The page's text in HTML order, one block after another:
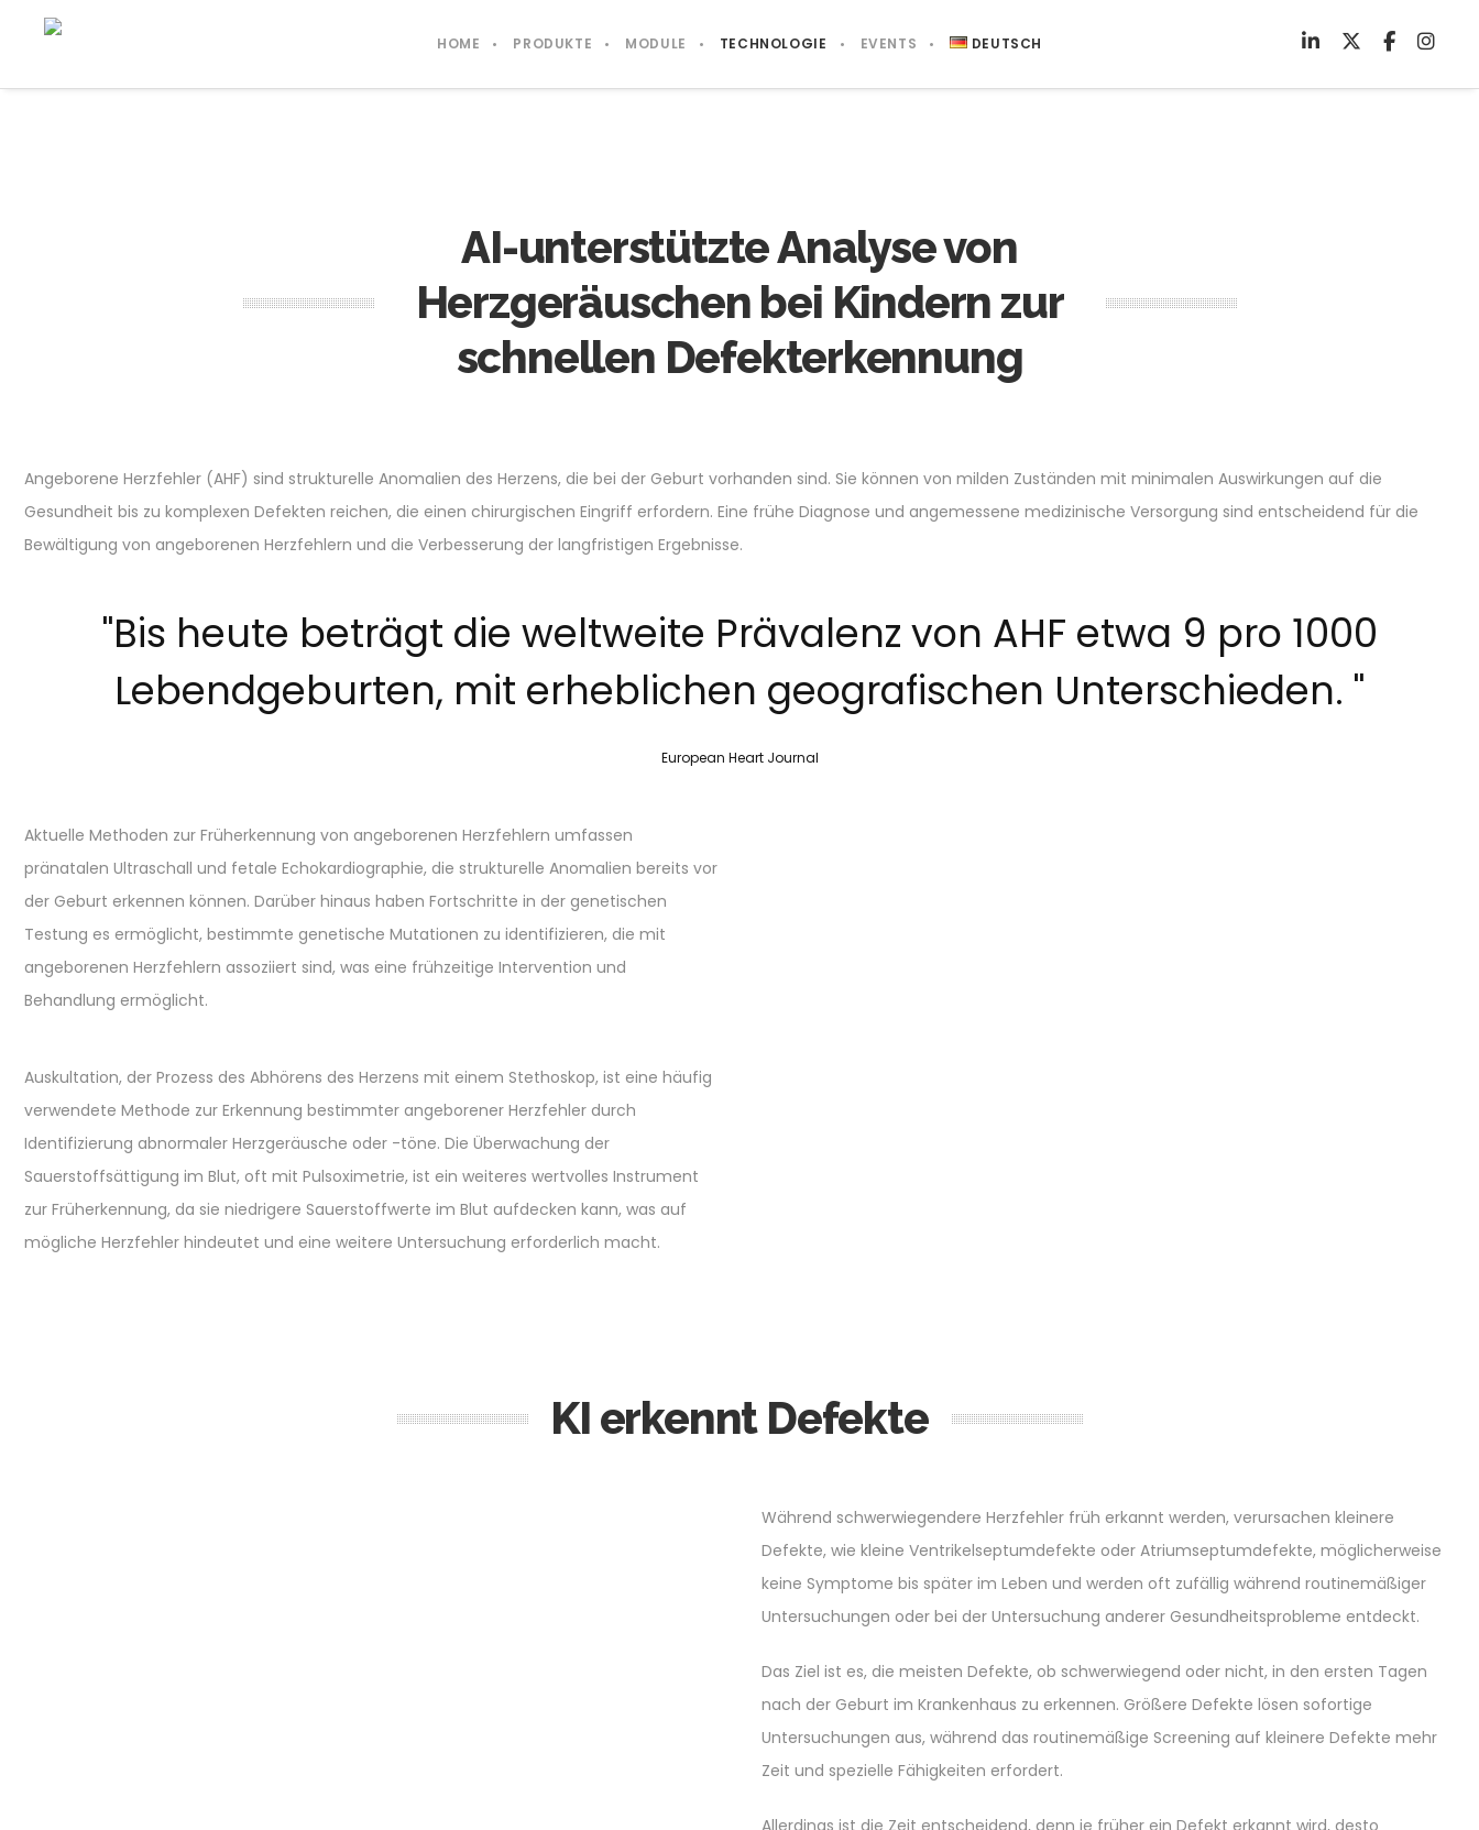
HOME PRODUKTE MODULE TECHNOLOGIE EVENTS DEUTSCH
AI-unterstützte Analyse von
Herzgeräuschen bei Kindern zur
schnellen Defekterkennung
Angeborene Herzfehler (AHF) sind strukturelle Anomalien des Herzens, die bei der Geburt vorhanden sind. Sie können von milden Zuständen mit minimalen Auswirkungen auf die
Gesundheit bis zu komplexen Defekten reichen, die einen chirurgischen Eingriff erfordern. Eine frühe Diagnose und angemessene medizinische Versorgung sind entscheidend für die
Bewältigung von angeborenen Herzfehlern und die Verbesserung der langfristigen Ergebnisse.
"Bis heute beträgt die weltweite Prävalenz von AHF etwa 9 pro 1000
Lebendgeburten, mit erheblichen geografischen Unterschieden. "
European Heart Journal
Aktuelle Methoden zur Früherkennung von angeborenen Herzfehlern umfassen
pränatalen Ultraschall und fetale Echokardiographie, die strukturelle Anomalien bereits vor
der Geburt erkennen können. Darüber hinaus haben Fortschritte in der genetischen
Testung es ermöglicht, bestimmte genetische Mutationen zu identifizieren, die mit
angeborenen Herzfehlern assoziiert sind, was eine frühzeitige Intervention und
Behandlung ermöglicht.
Auskultation, der Prozess des Abhörens des Herzens mit einem Stethoskop, ist eine häufig
verwendete Methode zur Erkennung bestimmter angeborener Herzfehler durch
Identifizierung abnormaler Herzgeräusche oder -töne. Die Überwachung der
Sauerstoffsättigung im Blut, oft mit Pulsoximetrie, ist ein weiteres wertvolles Instrument
zur Früherkennung, da sie niedrigere Sauerstoffwerte im Blut aufdecken kann, was auf
mögliche Herzfehler hindeutet und eine weitere Untersuchung erforderlich macht.
KI erkennt Defekte
Während schwerwiegendere Herzfehler früh erkannt werden, verursachen kleinere
Defekte, wie kleine Ventrikelseptumdefekte oder Atriumseptumdefekte, möglicherweise
keine Symptome bis später im Leben und werden oft zufällig während routinemäßiger
Untersuchungen oder bei der Untersuchung anderer Gesundheitsprobleme entdeckt.
Das Ziel ist es, die meisten Defekte, ob schwerwiegend oder nicht, in den ersten Tagen
nach der Geburt im Krankenhaus zu erkennen. Größere Defekte lösen sofortige
Untersuchungen aus, während das routinemäßige Screening auf kleinere Defekte mehr
Zeit und spezielle Fähigkeiten erfordert.
Allerdings ist die Zeit entscheidend, denn je früher ein Defekt erkannt wird, desto